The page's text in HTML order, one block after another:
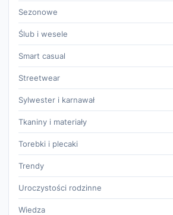
Sezonowe
Ślub i wesele
Smart casual
Streetwear
Sylwester i karnawał
Tkaniny i materiały
Torebki i plecaki
Trendy
Uroczystości rodzinne
Wiedza